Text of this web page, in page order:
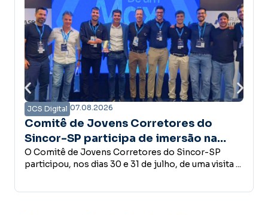
Jovens Corretores do
participa de imersão na
conhece estrutura do Grupo
Jovens Corretores do Sincor-SP
dias 30 e 31 de julho, de uma visita ...
Campanha
confiança é
Empreender,
conceder